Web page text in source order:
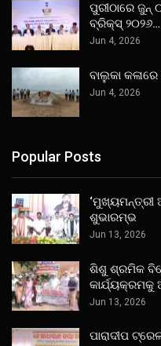
ପୁରୀଠାରେ
ବ୍ରିକ୍ସ୍ ୨୦୨୬…
Jun 4, 2026
ବାଲୁକା
Jun 4, 2026
Popular Posts
‘ମୁଖ୍ୟମନ୍ତ୍ରୀ
ଶୁଭାରମ୍ଭ
Jun 13, 2026
ଶିଶୁ ଶ୍ରମିକ
Jun 13, 2026
ପାରାଦୀପ